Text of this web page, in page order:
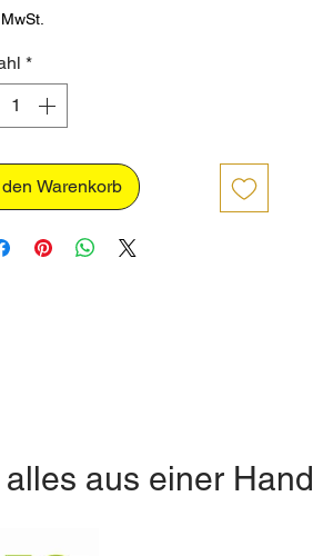
*
den Warenkorb
aus einer Hand